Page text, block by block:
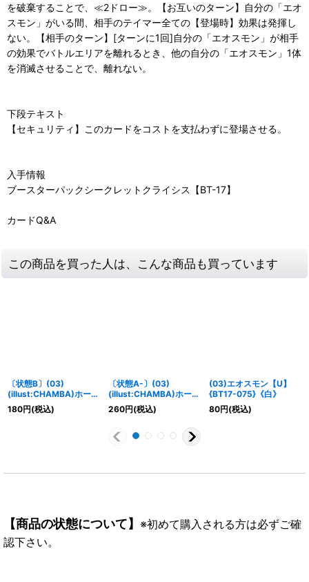
を破棄することで、≪2ドロー≫。【お互いのターン】自分の「エオ
スモン」がいる間、相手のテイマー全ての【登場時】効果は発揮し
ない。【相手のターン】[ターンに1回]自分の「エオスモン」が相手
の効果でバトルエリアを離れるとき、他の自分の「エオスモン」1体
を消滅させることで、離れない。
下段テキスト
【セキュリティ】このカードをコストを支払わずに登場させる。
入手情報
ブースターパックシークレットクライシス【BT-17】
カードQ&A
この商品を買った人は、こんな商品も買っています
〔状態B〕(03)
(illust:CHAMBA)ホーリ
ーエンジェモン
ACE【SR】{BT14-037}
180円(税込)
〔状態A-〕(03)
(illust:CHAMBA)ホーリ
ーエンジェモン
ACE【SR】{BT14-037}
260円(税込)
(03)エオスモン【U】
{BT17-075}《白》
80円(税込)
【商品の状態について】 ※初めて購入される方は必ずご確
認下さい。